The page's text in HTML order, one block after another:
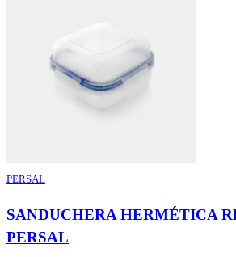
PERSAL
SANDUCHERA HERMÉTICA
PERSAL